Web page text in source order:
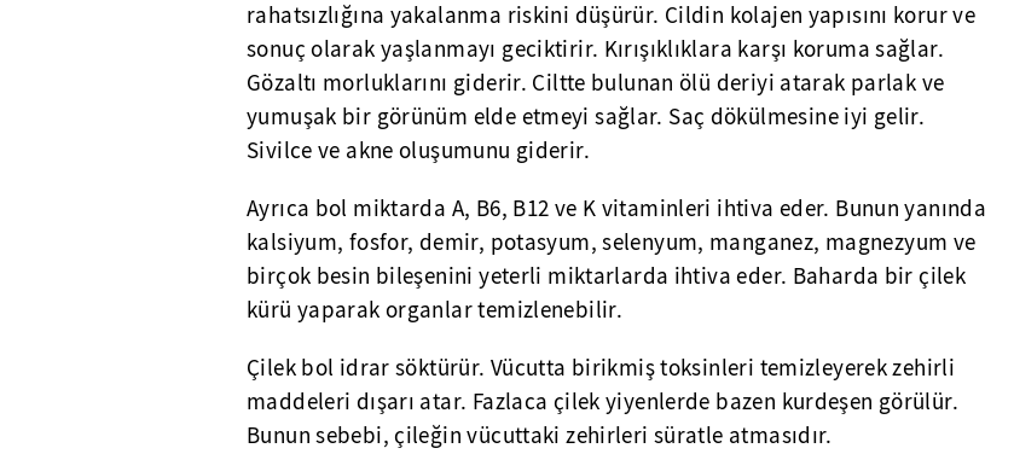
rahatsızlığına yakalanma riskini düşürür. Cildin kolajen yapısını korur ve
sonuç olarak yaşlanmayı geciktirir. Kırışıklıklara karşı koruma sağlar.
Gözaltı morluklarını giderir. Ciltte bulunan ölü deriyi atarak parlak ve
yumuşak bir görünüm elde etmeyi sağlar. Saç dökülmesine iyi gelir.
Sivilce ve akne oluşumunu giderir.
Ayrıca bol miktarda A, B6, B12 ve K vitaminleri ihtiva eder. Bunun yanında
kalsiyum, fosfor, demir, potasyum, selenyum, manganez, magnezyum ve
birçok besin bileşenini yeterli miktarlarda ihtiva eder. Baharda bir çilek
kürü yaparak organlar temizlenebilir.
Çilek bol idrar söktürür. Vücutta birikmiş toksinleri temizleyerek zehirli
maddeleri dışarı atar. Fazlaca çilek yiyenlerde bazen kurdeşen görülür.
Bunun sebebi, çileğin vücuttaki zehirleri süratle atmasıdır.